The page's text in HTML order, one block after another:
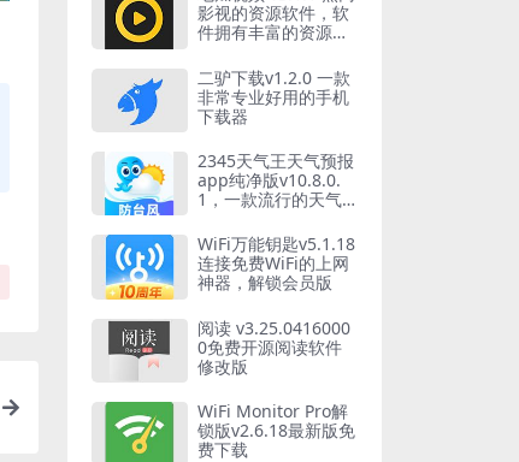
影视的资源软件，软
件拥有丰富的资源类
二驴下载v1.2.0 一款
非常专业好用的手机
下载器
2345天气王天气预报
app纯净版v10.8.0.
1，一款流行的天气
WiFi万能钥匙v5.1.18
连接免费WiFi的上网
神器，解锁会员版
阅读 v3.25.0416000
0免费开源阅读软件
修改版
WiFi Monitor Pro解
锁版v2.6.18最新版免
费下载